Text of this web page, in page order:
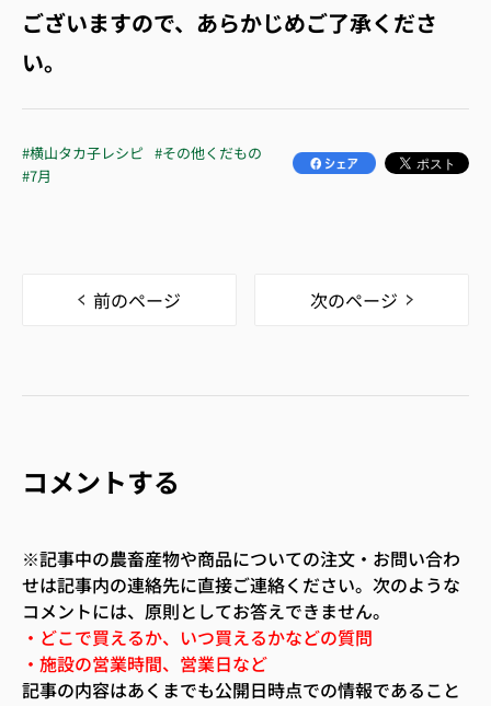
ございますので、あらかじめご了承くださ
い。
#横山タカ子レシピ #その他くだもの
#7月
前のページ 次のページ
コメントする
※記事中の農畜産物や商品についての注文・お問い合わ
せは記事内の連絡先に直接ご連絡ください。次のような
コメントには、原則としてお答えできません。
・どこで買えるか、いつ買えるかなどの質問
・施設の営業時間、営業日など
記事の内容はあくまでも公開日時点での情報であること